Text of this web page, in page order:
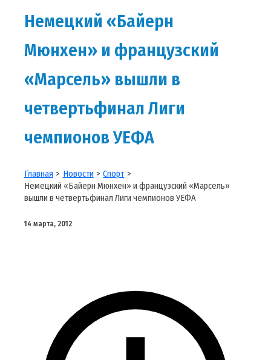
Немецкий «Байерн
Мюнхен» и французский
«Марсель» вышли в
четвертьфинал Лиги
чемпионов УЕФА
Главная Новости
Спорт
Немецкий «Байерн Мюнхен» и французский «Марсель»
вышли в четвертьфинал Лиги чемпионов УЕФА
14 марта, 2012